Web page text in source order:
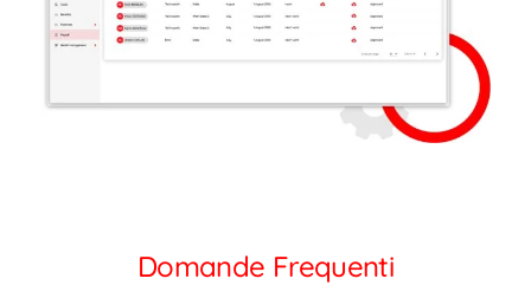
Domande Frequenti